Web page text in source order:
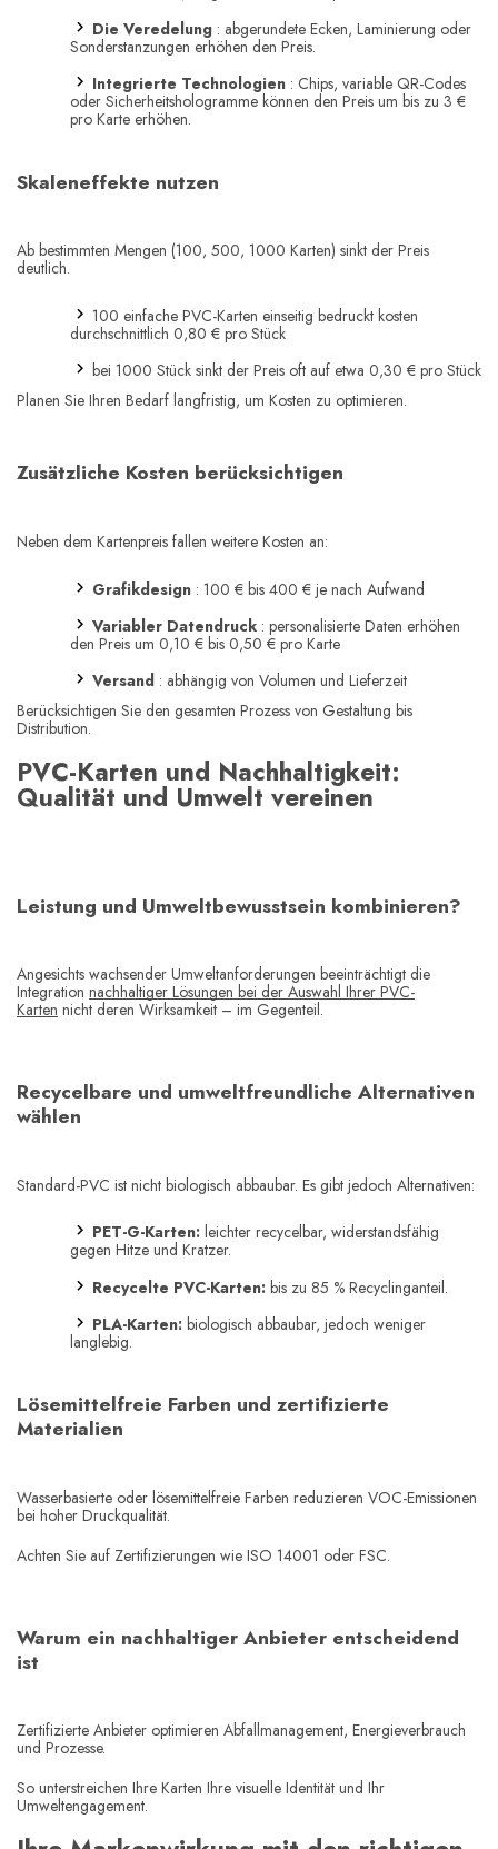
Die Veredelung : abgerundete Ecken, Laminierung oder
Sonderstanzungen erhöhen den Preis.
Integrierte Technologien : Chips, variable QR-Codes
oder Sicherheitshologramme können den Preis um bis zu 3 €
pro Karte erhöhen.
Skaleneffekte nutzen
Ab bestimmten Mengen (100, 500, 1000 Karten) sinkt der Preis
deutlich.
100 einfache PVC-Karten einseitig bedruckt kosten
durchschnittlich 0,80 € pro Stück
bei 1000 Stück sinkt der Preis oft auf etwa 0,30 € pro Stück
Planen Sie Ihren Bedarf langfristig, um Kosten zu optimieren.
Zusätzliche Kosten berücksichtigen
Neben dem Kartenpreis fallen weitere Kosten an:
Grafikdesign : 100 € bis 400 € je nach Aufwand
Variabler Datendruck : personalisierte Daten erhöhen
den Preis um 0,10 € bis 0,50 € pro Karte
Versand : abhängig von Volumen und Lieferzeit
Berücksichtigen Sie den gesamten Prozess von Gestaltung bis
Distribution.
PVC-Karten und Nachhaltigkeit:
Qualität und Umwelt vereinen
Leistung und Umweltbewusstsein kombinieren?
Angesichts wachsender Umweltanforderungen beeinträchtigt die
Integration nachhaltiger Lösungen bei der Auswahl Ihrer PVC-
Karten nicht deren Wirksamkeit – im Gegenteil.
Recycelbare und umweltfreundliche Alternativen
wählen
Standard-PVC ist nicht biologisch abbaubar. Es gibt jedoch Alternativen:
PET-G-Karten: leichter recycelbar, widerstandsfähig
gegen Hitze und Kratzer.
Recycelte PVC-Karten: bis zu 85 % Recyclinganteil.
PLA-Karten: biologisch abbaubar, jedoch weniger
langlebig.
Lösemittelfreie Farben und zertifizierte
Materialien
Wasserbasierte oder lösemittelfreie Farben reduzieren VOC-Emissionen
bei hoher Druckqualität.
Achten Sie auf Zertifizierungen wie ISO 14001 oder FSC.
Warum ein nachhaltiger Anbieter entscheidend
ist
Zertifizierte Anbieter optimieren Abfallmanagement, Energieverbrauch
und Prozesse.
So unterstreichen Ihre Karten Ihre visuelle Identität und Ihr
Umweltengagement.